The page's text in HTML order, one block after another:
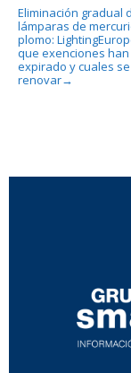
Eliminación gradual
lámparas de
plomo:
que exenciones han
expirado y cuales
renovar→